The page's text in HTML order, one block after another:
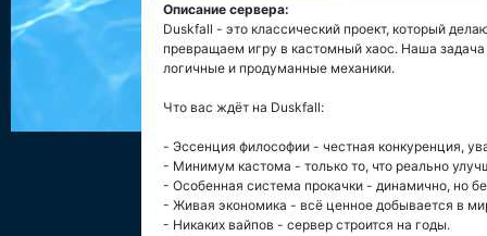
Описание сервера:
Duskfall - это классический проект, который
превращаем игру в кастомный хаос. Наша
логичные и продуманные механики.
Что вас ждёт на Duskfall:
- Эссенция философии - честная конкуренция,
- Минимум кастома - только то, что реально
- Особенная система прокачки - динамично, но
- Живая экономика - всё ценное добывается в
- Никаких вайпов - сервер строится на годы.